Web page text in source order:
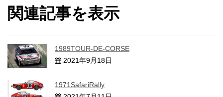
関連記事を表示
1989TOUR-DE-CORSE
2021年9月18日
1971SafariRally